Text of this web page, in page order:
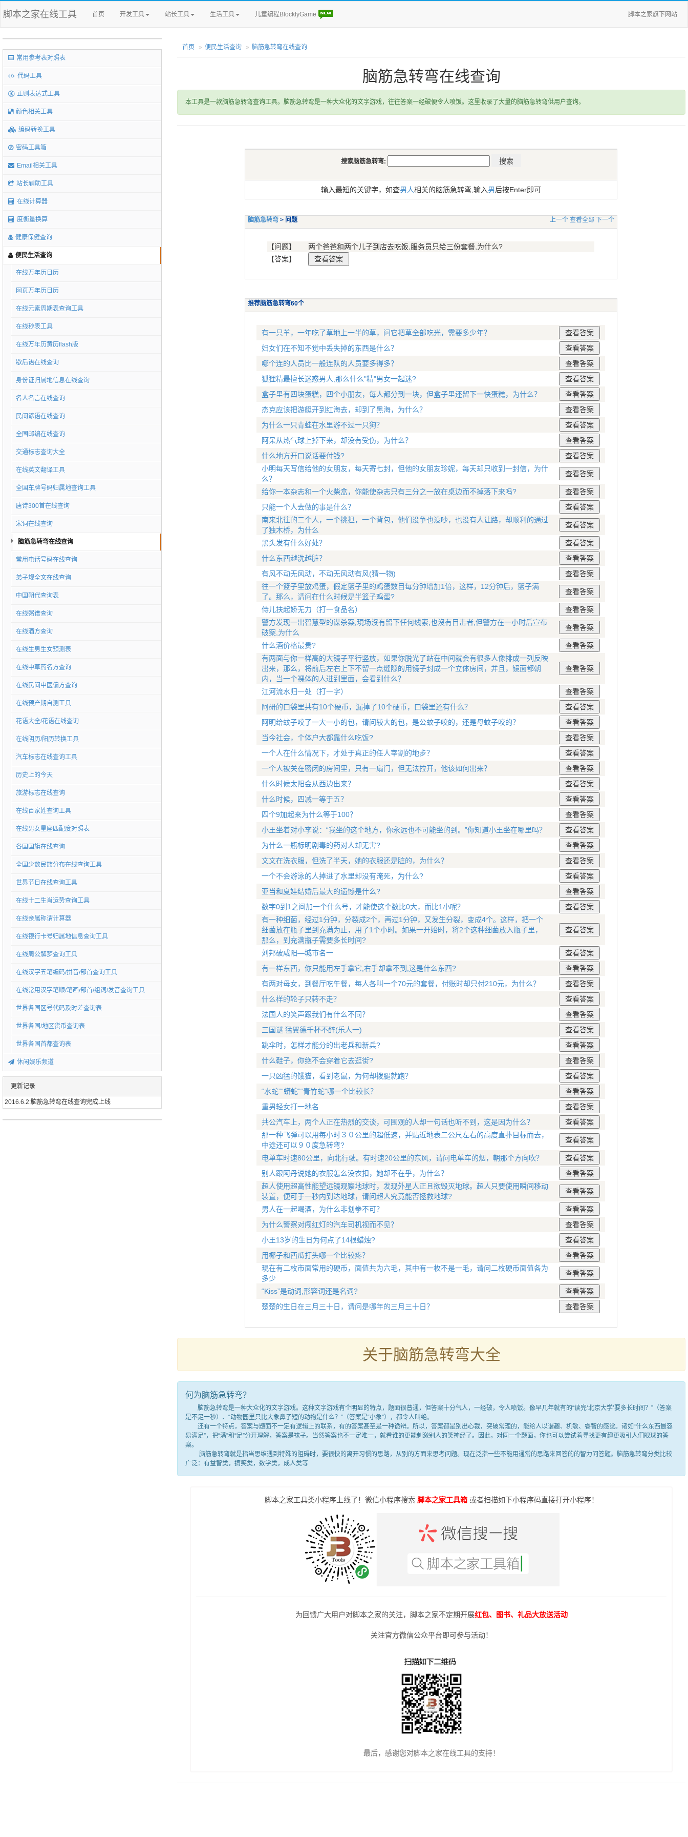
脚本之家在线工具 首页 开发工具 站长工具 生活工具 儿童编程BlocklyGame 脚本之家旗下网站
常用参考表对照表
代码工具
正则表达式工具
颜色相关工具
编码转换工具
密码工具箱
Email相关工具
站长辅助工具
在线计算器
度衡量换算
健康保健查询
便民生活查询
在线万年历日历
网页万年历日历
在线元素周期表查询工具
在线秒表工具
在线万年历黄历flash版
歇后语在线查询
身份证归属地信息在线查询
名人名言在线查询
民间谚语在线查询
全国邮编在线查询
交通标志查询大全
在线英文翻译工具
全国车牌号码归属地查询工具
唐诗300首在线查询
宋词在线查询
脑筋急转弯在线查询
常用电话号码在线查询
弟子规全文在线查询
中国朝代查询表
在线粥谱查询
在线酒方查询
在线生男生女预测表
在线中草药名方查询
在线民间中医偏方查询
在线预产期自测工具
花语大全/花语在线查询
在线阴历/阳历转换工具
汽车标志在线查询工具
历史上的今天
旅游标志在线查询
在线百家姓查询工具
在线男女星座匹配度对照表
各国国旗在线查询
全国少数民族分布在线查询工具
世界节日在线查询工具
在线十二生肖运势查询工具
在线亲属称谓计算器
在线银行卡号归属地信息查询工具
在线周公解梦查询工具
在线汉字五笔编码/拼音/部首查询工具
在线常用汉字笔顺/笔画/部首/组词/发音查询工具
世界各国区号代码及时差查询表
世界各国/地区货币查询表
世界各国首都查询表
休闲娱乐频道
更新记录
2016.6.2:脑筋急转弯在线查询完成上线
首页 便民生活查询 脑筋急转弯在线查询
脑筋急转弯在线查询
本工具是一款脑筋急转弯查询工具。脑筋急转弯是一种大众化的文字游戏，往往答案一经破便令人喷饭。这里收录了大量的脑筋急转弯供用户查询。
搜索脑筋急转弯:
输入最短的关键字，如查男人相关的脑筋急转弯,输入男后按Enter即可
脑筋急转弯> 问题 上一个 查看全部 下一个
【问题】
两个爸爸和两个儿子到店去吃饭,服务员只给三份套餐,为什么?
【答案】
推荐脑筋急转弯60个
有一只羊，一年吃了草地上一半的草，问它把草全部吃光，需要多少年？
妇女们在不知不觉中丢失掉的东西是什么？
哪个连的人员比一般连队的人员要多得多？
狐狸精最擅长迷惑男人,那么什么"精"男女一起迷?
盒子里有四块蛋糕，四个小朋友，每人都分到一块，但盒子里还留下一快蛋糕，为什么？
杰克应该把游艇开到红海去，却到了黑海，为什么？
为什么一只青蛙在水里游不过一只狗？
阿呆从热气球上掉下来，却没有受伤，为什么？
什么地方开口说话要付钱?
小明每天写信给他的女朋友，每天寄七封，但他的女朋友珍妮，每天却只收到一封信，为什
么？
给你一本杂志和一个火柴盒，你能使杂志只有三分之一放在桌边而不掉落下来吗?
只能一个人去做的事是什么？
南来北往的二个人，一个挑担，一个背包，他们没争也没吵，也没有人让路，却顺利的通过
了独木桥，为什么
黑头发有什么好处？
什么东西越洗越脏？
有风不动无风动，不动无风动有风(猜一物)
往一个篮子里放鸡蛋，假定篮子里的鸡蛋数目每分钟增加1倍，这样，12分钟后，篮子满
了。那么，请问在什么时候是半篮子鸡蛋?
侍儿扶起娇无力（打一食品名）
警方发现一出智慧型的谋杀案,現场沒有留下任何线索,也沒有目击者,但警方在一小时后宣布
破案,为什么
什么酒价格最贵?
有两面与你一样高的大镜子平行竖放，如果你脱光了站在中间就会有很多人像排成一列反映
出来，那么，将前后左右上下不留一点缝隙的用镜子封成一个立体房间，并且，镜面都朝
内，当一个裸体的人进到里面，会看到什么？
江河流水归一处（打一字）
阿研的口袋里共有10个硬币，漏掉了10个硬币，口袋里还有什么？
阿明给蚊子咬了一大一小的包，请问较大的包，是公蚊子咬的，还是母蚊子咬的？
当今社会，个体户大都靠什么吃饭?
一个人在什么情况下，才处于真正的任人宰割的地步？
一个人被关在密闭的房间里，只有一扇门，但无法拉开，他该如何出来？
什么时候太阳会从西边出来？
什么时候，四减一等于五？
四个9加起来为什么等于100？
小王坐着对小李说：“我坐的这个地方，你永远也不可能坐的到。”你知道小王坐在哪里吗？
为什么一瓶标明剧毒的药对人却无害?
文文在洗衣服，但洗了半天，她的衣服还是脏的，为什么？
一个不会游泳的人掉进了水里却没有淹死，为什么?
亚当和夏娃结婚后最大的遗憾是什么?
数字0到1之间加一个什么号，才能使这个数比0大，而比1小呢？
有一种细菌，经过1分钟，分裂成2个，再过1分钟，又发生分裂，变成4个。这样，把一个
细菌放在瓶子里到充满为止，用了1个小时。如果一开始时，将2个这种细菌放入瓶子里，
那么，到充满瓶子需要多长时间?
刘邦破咸阳—城市名一
有一样东西，你只能用左手拿它,右手却拿不到,这是什么东西?
有两对母女，到餐厅吃午餐，每人各叫一个70元的套餐，付账时却只付210元，为什么？
什么样的轮子只转不走？
法国人的笑声跟我们有什么不同？
三国谜:猛翼德千杯不醉(乐人一)
跳伞时，怎样才能分的出老兵和新兵?
什么鞋子，你绝不会穿着它去逛街?
一只凶猛的饿猫，看到老鼠，为何却拨腿就跑？
“水蛇”“蟒蛇”“青竹蛇”哪一个比较长？
重男轻女打一地名
共公汽车上，两个人正在热烈的交谈，可围观的人却一句话也听不到，这是因为什么？
那一种飞弹可以用每小时３０公里的超低速，并贴近地表二公尺左右的高度直扑目标而去，
中途还可以９０度急转弯?
电单车时速80公里，向北行驶。有时速20公里的东风，请问电单车的烟，朝那个方向吹？
别人跟阿丹说她的衣服怎么没衣扣，她却不在乎，为什么？
超人使用超高性能望远镜观察地球时，发现外星人正且欲毁灭地球。超人只要使用瞬间移动
装置，便可于一秒内到达地球，请问超人究竟能否拯救地球?
男人在一起喝酒，为什么非划拳不可？
为什么警察对闯红灯的汽车司机视而不见？
小王13岁的生日为何点了14根蜡烛?
用椰子和西瓜打头哪一个比较疼？
現在有二枚市面常用的硬币，面值共为六毛，其中有一枚不是一毛，请问二枚硬币面值各为
多少
“Kiss”是动词,形容词还是名词?
楚楚的生日在三月三十日，请问是哪年的三月三十日？
关于脑筋急转弯大全
何为脑筋急转弯？
脑筋急转弯是一种大众化的文字游戏。这种文字游戏有个明显的特点，题面很普通，但答案十分气人，一经破，令人喷饭。像早几年就有的“读完‘北京大学’要多长时间？”（答案
是不足一秒）、“动物园里只比大象鼻子短的动物是什么？”（答案是“小象”），都令人叫绝。
还有一个特点，答案与题面不一定有逻辑上的联系，有的答案甚至是一种诡辩。所以，答案都是别出心裁，突破常理的，能给人以谐趣、机敏、睿智的感觉。诸如“什么东西最容
易满足”，把“满”和“足”分开理解，答案是袜子。当然答案也不一定唯一，就看谁的更能刺激别人的笑神经了。因此，对同一个题面，你也可以尝试着寻找更有趣更吸引人们眼球的答
案。
脑筋急转弯就是指当思维遇到特殊的阻碍时，要很快的离开习惯的思路，从别的方面来思考问题。现在泛指一些不能用通常的思路来回答的的智力问答题。脑筋急转弯分类比较
广泛：有益智类，搞笑类，数学类，成人类等
脚本之家工具类小程序上线了！微信小程序搜索 脚本之家工具箱或者扫描如下小程序码直接打开小程序！
为回馈广大用户对脚本之家的关注，脚本之家不定期开展红包、图书、礼品大放送活动
关注官方微信公众平台即可参与活动！
最后，感谢您对脚本之家在线工具的支持！